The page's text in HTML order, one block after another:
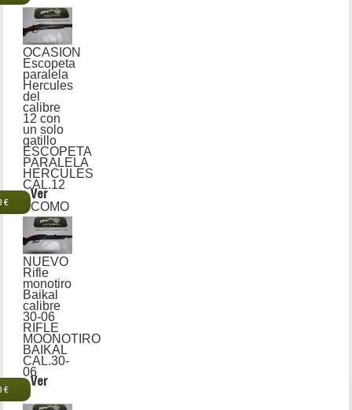
OCASION
Escopeta
paralela
Hercules
del
calibre
12 con
un solo
gatillo
ESCOPETA
PARALELA
HERCULES
CAL.12
€
Ver
COMO
NUEVO
Rifle
monotiro
Baikal
calibre
30-06
RIFLE
MOONOTIRO
BAIKAL
CAL.30-
06
€
Ver